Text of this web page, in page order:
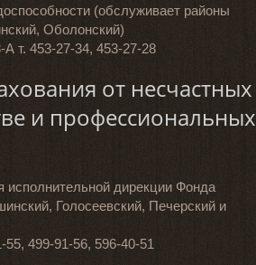
(обслуживает районы
Оболонский)
А т. 453-27-34, 453-27-28
от несчастных
и профессиональных
исполнительной дирекции Фонда
Голосеевский, Печерский и
55, 499-91-56, 596-40-51